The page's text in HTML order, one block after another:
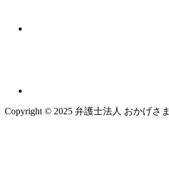
Copyright © 2025 弁護士法人 おかげさま